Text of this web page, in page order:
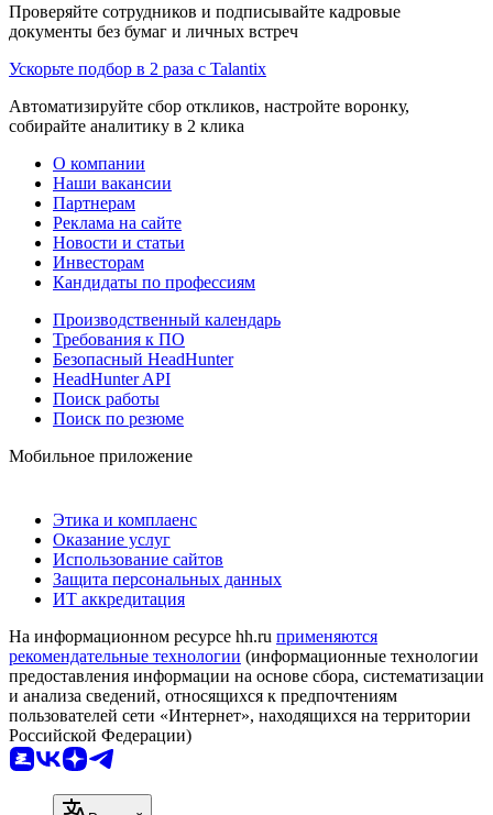
Проверяйте сотрудников и подписывайте кадровые
документы без бумаг и личных встреч
Ускорьте подбор в 2 раза с Talantix
Автоматизируйте сбор откликов, настройте воронку,
собирайте аналитику в 2 клика
О компании
Наши вакансии
Партнерам
Реклама на сайте
Новости и статьи
Инвесторам
Кандидаты по профессиям
Производственный календарь
Требования к ПО
Безопасный HeadHunter
HeadHunter API
Поиск работы
Поиск по резюме
Мобильное приложение
Этика и комплаенс
Оказание услуг
Использование сайтов
Защита персональных данных
ИТ аккредитация
На информационном ресурсе hh.ru применяются
рекомендательные технологии (информационные технологии
предоставления информации на основе сбора, систематизации
и анализа сведений, относящихся к предпочтениям
пользователей сети «Интернет», находящихся на территории
Российской Федерации)